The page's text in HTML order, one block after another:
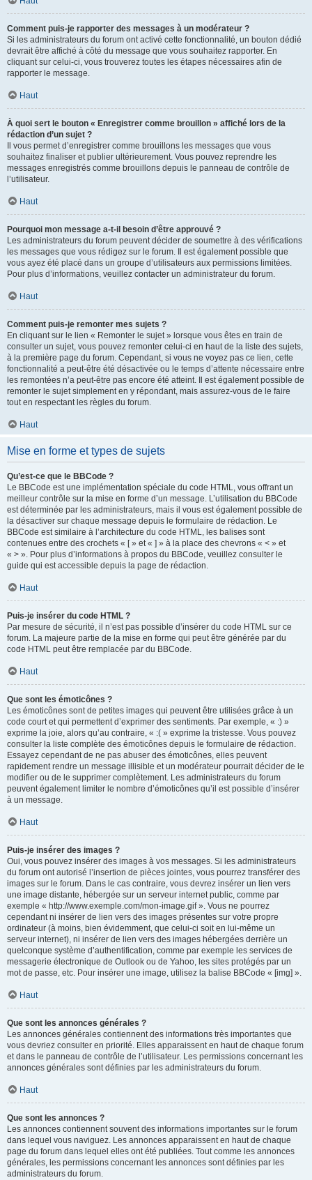
Comment puis-je rapporter des messages à un modérateur ?
Si les administrateurs du forum ont activé cette fonctionnalité, un bouton dédié
devrait être affiché à côté du message que vous souhaitez rapporter. En
cliquant sur celui-ci, vous trouverez toutes les étapes nécessaires afin de
rapporter le message.
Haut
À quoi sert le bouton « Enregistrer comme brouillon » affiché lors de la
rédaction d’un sujet ?
Il vous permet d’enregistrer comme brouillons les messages que vous
souhaitez finaliser et publier ultérieurement. Vous pouvez reprendre les
messages enregistrés comme brouillons depuis le panneau de contrôle de
l’utilisateur.
Haut
Pourquoi mon message a-t-il besoin d’être approuvé ?
Les administrateurs du forum peuvent décider de soumettre à des vérifications
les messages que vous rédigez sur le forum. Il est également possible que
vous ayez été placé dans un groupe d’utilisateurs aux permissions limitées.
Pour plus d’informations, veuillez contacter un administrateur du forum.
Haut
Comment puis-je remonter mes sujets ?
En cliquant sur le lien « Remonter le sujet » lorsque vous êtes en train de
consulter un sujet, vous pouvez remonter celui-ci en haut de la liste des sujets,
à la première page du forum. Cependant, si vous ne voyez pas ce lien, cette
fonctionnalité a peut-être été désactivée ou le temps d’attente nécessaire entre
les remontées n’a peut-être pas encore été atteint. Il est également possible de
remonter le sujet simplement en y répondant, mais assurez-vous de le faire
tout en respectant les règles du forum.
Haut
Mise en forme et types de sujets
Qu’est-ce que le BBCode ?
Le BBCode est une implémentation spéciale du code HTML, vous offrant un
meilleur contrôle sur la mise en forme d’un message. L’utilisation du BBCode
est déterminée par les administrateurs, mais il vous est également possible de
la désactiver sur chaque message depuis le formulaire de rédaction. Le
BBCode est similaire à l’architecture du code HTML, les balises sont
contenues entre des crochets « [ » et « ] » à la place des chevrons « < » et
« > ». Pour plus d’informations à propos du BBCode, veuillez consulter le
guide qui est accessible depuis la page de rédaction.
Haut
Puis-je insérer du code HTML ?
Par mesure de sécurité, il n’est pas possible d’insérer du code HTML sur ce
forum. La majeure partie de la mise en forme qui peut être générée par du
code HTML peut être remplacée par du BBCode.
Haut
Que sont les émoticônes ?
Les émoticônes sont de petites images qui peuvent être utilisées grâce à un
code court et qui permettent d’exprimer des sentiments. Par exemple, « :) »
exprime la joie, alors qu’au contraire, « :( » exprime la tristesse. Vous pouvez
consulter la liste complète des émoticônes depuis le formulaire de rédaction.
Essayez cependant de ne pas abuser des émoticônes, elles peuvent
rapidement rendre un message illisible et un modérateur pourrait décider de le
modifier ou de le supprimer complètement. Les administrateurs du forum
peuvent également limiter le nombre d’émoticônes qu’il est possible d’insérer
à un message.
Haut
Puis-je insérer des images ?
Oui, vous pouvez insérer des images à vos messages. Si les administrateurs
du forum ont autorisé l’insertion de pièces jointes, vous pourrez transférer des
images sur le forum. Dans le cas contraire, vous devrez insérer un lien vers
une image distante, hébergée sur un serveur internet public, comme par
exemple « http://www.exemple.com/mon-image.gif ». Vous ne pourrez
cependant ni insérer de lien vers des images présentes sur votre propre
ordinateur (à moins, bien évidemment, que celui-ci soit en lui-même un
serveur internet), ni insérer de lien vers des images hébergées derrière un
quelconque système d’authentification, comme par exemple les services de
messagerie électronique de Outlook ou de Yahoo, les sites protégés par un
mot de passe, etc. Pour insérer une image, utilisez la balise BBCode « [img] ».
Haut
Que sont les annonces générales ?
Les annonces générales contiennent des informations très importantes que
vous devriez consulter en priorité. Elles apparaissent en haut de chaque forum
et dans le panneau de contrôle de l’utilisateur. Les permissions concernant les
annonces générales sont définies par les administrateurs du forum.
Haut
Que sont les annonces ?
Les annonces contiennent souvent des informations importantes sur le forum
dans lequel vous naviguez. Les annonces apparaissent en haut de chaque
page du forum dans lequel elles ont été publiées. Tout comme les annonces
générales, les permissions concernant les annonces sont définies par les
administrateurs du forum.